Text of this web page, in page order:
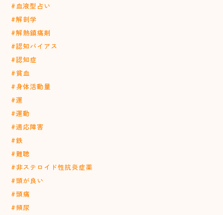
#血液型占い
#解剖学
#解熱鎮痛剤
#認知バイアス
#認知症
#貧血
#身体活動量
#運
#運動
#適応障害
#鉄
#難聴
#非ステロイド性抗炎症薬
#頭が良い
#頭痛
#頻尿